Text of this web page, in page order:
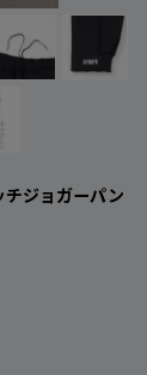
ジョガーパン